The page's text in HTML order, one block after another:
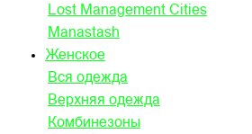
Lost Management Cities
Manastash
Женское
Вся одежда
Верхняя одежда
Комбинезоны